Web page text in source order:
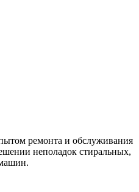
ремонта и обслуживания
неполадок стиральных,